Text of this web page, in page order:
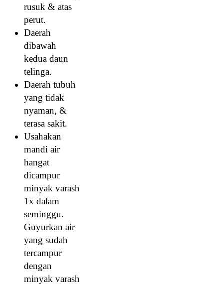
rusuk & atas
perut.
Daerah
dibawah
kedua daun
telinga.
Daerah tubuh
yang tidak
nyaman, &
terasa sakit.
Usahakan
mandi air
hangat
dicampur
minyak varash
1x dalam
seminggu.
Guyurkan air
yang sudah
tercampur
dengan
minyak varash